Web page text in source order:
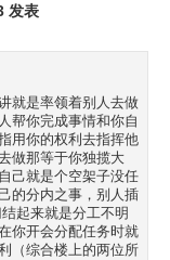
发表
就是率领着别人去做
帮你完成事情和你自
用你的权利去指挥他
做那等于你独揽大
己就是个空架子没任
的分内之事，别人插
起来就是分工不明
你开会分配任务时就
（综合楼上的两位所